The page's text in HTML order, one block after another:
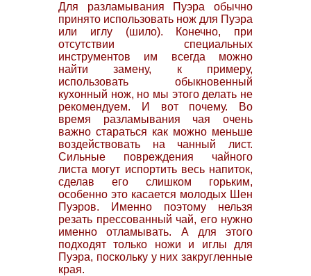
Для разламывания Пуэра обычно
принято использовать нож для Пуэра
или иглу (шило). Конечно, при
отсутствии специальных
инструментов им всегда можно
найти замену, к примеру,
использовать обыкновенный
кухонный нож, но мы этого делать не
рекомендуем. И вот почему. Во
время разламывания чая очень
важно стараться как можно меньше
воздействовать на чанный лист.
Сильные повреждения чайного
листа могут испортить весь напиток,
сделав его слишком горьким,
особенно это касается молодых Шен
Пуэров. Именно поэтому нельзя
резать прессованный чай, его нужно
именно отламывать. А для этого
подходят только ножи и иглы для
Пуэра, поскольку у них закругленные
края.